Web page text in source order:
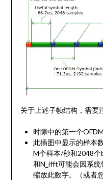
关于上述子帧结构，需要
时隙中的第一个
此插图中显示的样本
M个样本/秒和2048
和N_ifft可能会因系
缩放此数字。（或者